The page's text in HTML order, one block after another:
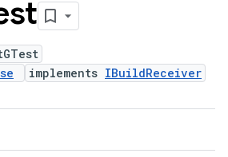
implements IBuildReceiver